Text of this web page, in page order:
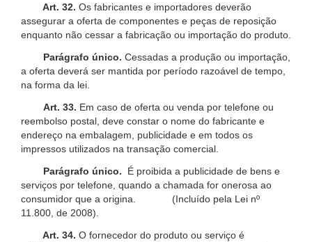
Art. 32. Os fabricantes e importadores deverão
assegurar a oferta de componentes e peças de reposição
enquanto não cessar a fabricação ou importação do produto.
Parágrafo único. Cessadas a produção ou importação,
a oferta deverá ser mantida por período razoável de tempo,
na forma da lei.
Art. 33. Em caso de oferta ou venda por telefone ou
reembolso postal, deve constar o nome do fabricante e
endereço na embalagem, publicidade e em todos os
impressos utilizados na transação comercial.
Parágrafo único.
É proibida a publicidade de bens e
serviços por telefone, quando a chamada for onerosa ao
consumidor que a origina. (Incluído pela Lei nº
11.800, de 2008).
Art. 34. O fornecedor do produto ou serviço é